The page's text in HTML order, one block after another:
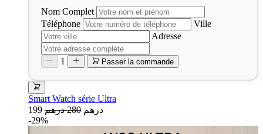
Nom Complet
Téléphone
Ville
Adresse
1 Passer la commande
Smart Watch série Ultra
199 درهم 280 درهم
-29%